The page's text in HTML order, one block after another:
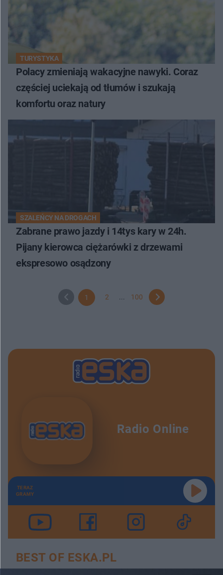
TURYSTYKA
Polacy zmieniają wakacyjne nawyki. Coraz
częściej uciekają od tłumów i szukają
komfortu oraz natury
SZALEŃCY NA DROGACH
Zabrane prawo jazdy i 14tys kary w 24h.
Pijany kierowca ciężarówki z drzewami
ekspresowo osądzony
1 2 100
Radio Online
TERAZ
GRAMY
BEST OF ESKA.PL